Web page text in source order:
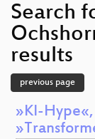
Search
results
previous page
»KI-